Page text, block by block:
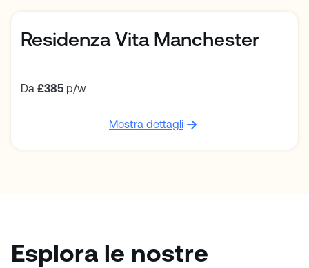
Residenza Vita Manchester
Da £385 p/w
Mostra dettagli
Esplora le nostre